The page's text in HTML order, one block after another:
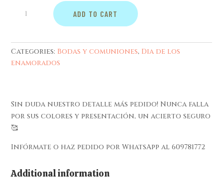
personalizable
ADD TO CART
Categories: Bodas y comuniones, Dia de los
enamorados
Sin duda nuestro detalle más pedido! Nunca falla
por sus colores y presentación, un acierto seguro
🥰
Infórmate o haz pedido por WhatsApp al 609781772
Additional information